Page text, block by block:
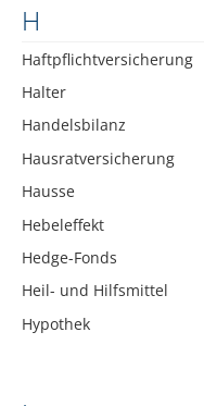
H
Haftpflichtversicherung
Halter
Handelsbilanz
Hausratversicherung
Hausse
Hebeleffekt
Hedge-Fonds
Heil- und Hilfsmittel
Hypothek